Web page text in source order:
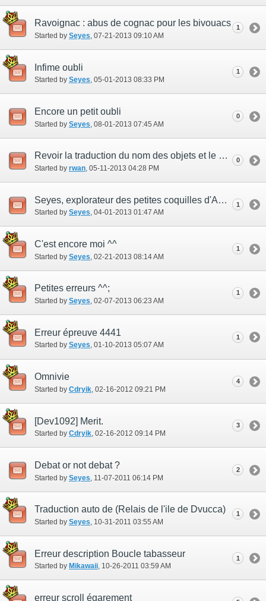
Ravoignac : abus de cognac pour les bivouacs
Started by Seyes ‎, 07-21-2013 09:10 AM
1
Infime oubli
Started by Seyes‎, 05-01-2013 08:33 PM
1
Encore un petit oubli
Started by Seyes ‎, 08-01-2013 07:45 AM
0
Revoir la traduction du nom des objets et le prix des carte.
Started by rwan‎, 05-11-2013 04:28 PM
0
Seyes, explorateur des petites coquilles d'Adoulin ^^
Started by Seyes‎, 04-01-2013 01:47 AM
1
C'est encore moi ^^
Started by Seyes ‎, 02-21-2013 08:14 AM
1
Petites erreurs ^^;
Started by Seyes‎, 02-07-2013 06:23 AM
1
Erreur épreuve 4441
Started by Seyes‎, 01-10-2013 05:07 AM
1
Omnivie
Started by Cdryik ‎, 02-16-2012 09:21 PM
4
[Dev1092] Merit.
Started by Cdryik‎, 02-16-2012 09:14 PM
3
Debat or not debat ?
Started by Seyes ‎, 11-07-2011 06:14 PM
2
Traduction auto de (Relais de l'ile de Dvucca)
Started by Seyes‎, 10-31-2011 03:55 AM
1
Erreur description Boucle tabasseur
Started by Mikawaii‎, 10-26-2011 03:59 AM
1
erreur scroll égarement